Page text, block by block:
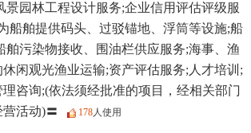
景园林工程设计服务;企业信用评估评级服
船舶提供码头、过驳锚地、浮筒等设施;船
舶污染物接收、围油栏供应服务;海事、渔
闲观光渔业运输;资产评估服务;人才培训;
理咨询;(依法须经批准的项目，经相关部门
活动)〓
178人使用